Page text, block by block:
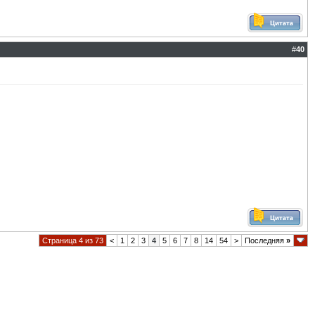
#40
Страница 4 из 73 < 1 2 3 4 5 6 7 8 14 54 > Последняя »